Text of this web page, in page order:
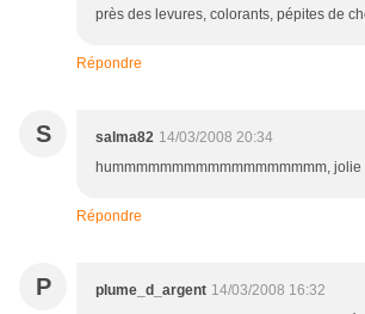
près des levures, colorants, pépites de
Répondre
S salma82 14/03/2008 20:34
hummmmmmmmmmmmmmmmmm,
Répondre
P plume_d_argent 14/03/2008 16:32